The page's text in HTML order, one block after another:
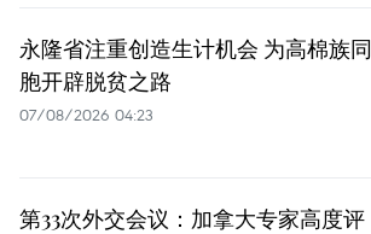
永隆省注重创造生计机会 为高棉族同
胞开辟脱贫之路
07/08/2026 04:23
第33次外交会议：加拿大专家高度评